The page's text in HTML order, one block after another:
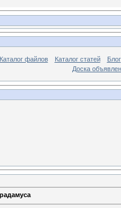
Каталог файлов Каталог статей
Блог
Доска